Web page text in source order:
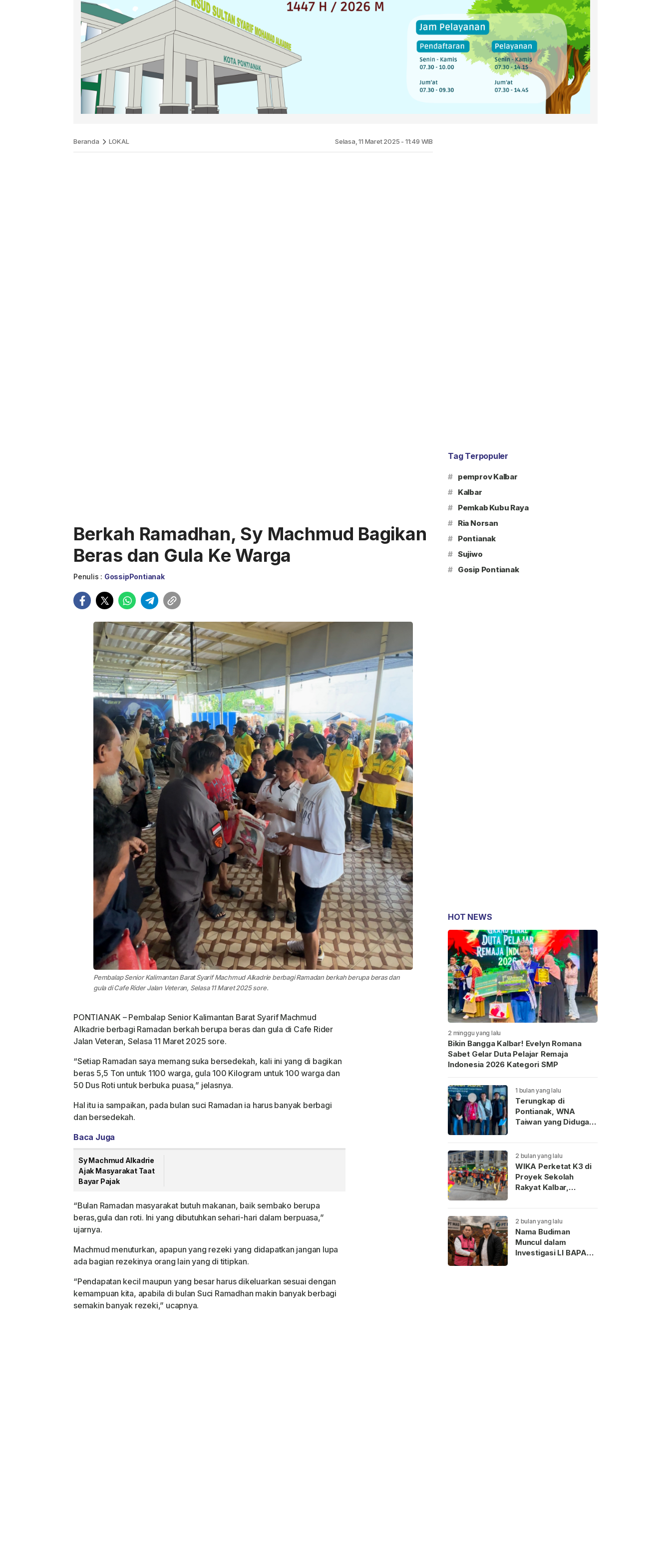
Beranda LOKAL Selasa, 11 Maret 2025 - 11:49 WIB
Berkah Ramadhan, Sy Machmud Bagikan
Beras dan Gula Ke Warga
Penulis : GossipPontianak
Pembalap Senior Kalimantan Barat Syarif Machmud Alkadrie berbagi Ramadan berkah berupa beras dan
gula di Cafe Rider Jalan Veteran, Selasa 11 Maret 2025 sore.
PONTIANAK – Pembalap Senior Kalimantan Barat Syarif Machmud
Alkadrie berbagi Ramadan berkah berupa beras dan gula di Cafe Rider
Jalan Veteran, Selasa 11 Maret 2025 sore.
“Setiap Ramadan saya memang suka bersedekah, kali ini yang di bagikan
beras 5,5 Ton untuk 1100 warga, gula 100 Kilogram untuk 100 warga dan
50 Dus Roti untuk berbuka puasa,” jelasnya.
Hal itu ia sampaikan, pada bulan suci Ramadan ia harus banyak berbagi
dan bersedekah.
Baca Juga
Sy Machmud Alkadrie
Ajak Masyarakat Taat
Bayar Pajak
“Bulan Ramadan masyarakat butuh makanan, baik sembako berupa
beras,gula dan roti. Ini yang dibutuhkan sehari-hari dalam berpuasa,”
ujarnya.
Machmud menuturkan, apapun yang rezeki yang didapatkan jangan lupa
ada bagian rezekinya orang lain yang di titipkan.
“Pendapatan kecil maupun yang besar harus dikeluarkan sesuai dengan
kemampuan kita, apabila di bulan Suci Ramadhan makin banyak berbagi
semakin banyak rezeki,” ucapnya.
Tag Terpopuler
# pemprov Kalbar
# Kalbar
# Pemkab Kubu Raya
# Ria Norsan
# Pontianak
# Sujiwo
# Gosip Pontianak
HOT NEWS
2 minggu yang lalu
Bikin Bangga Kalbar! Evelyn Romana
Sabet Gelar Duta Pelajar Remaja
Indonesia 2026 Kategori SMP
1 bulan yang lalu
Terungkap di
Pontianak, WNA
Taiwan yang Diduga
Dideportasi
2 bulan yang lalu
WIKA Perketat K3 di
Proyek Sekolah
Rakyat Kalbar,
2 bulan yang lalu
Nama Budiman
Muncul dalam
Investigasi LI BAPAN